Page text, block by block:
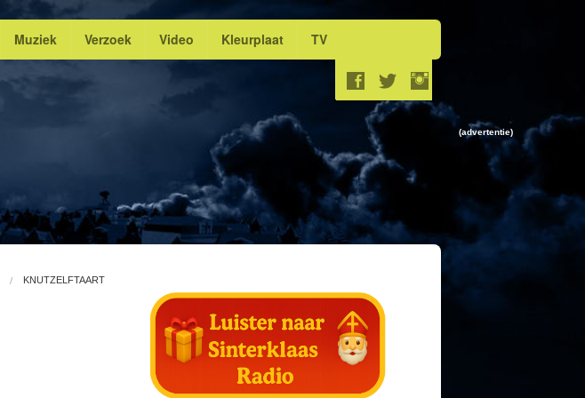
Muziek Verzoek Video Kleurplaat TV
(advertentie)
KNUTZELFTAART